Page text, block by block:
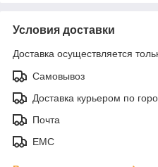
Условия доставки
Доставка осуществляется
Самовывоз
Доставка курьером по
Почта
ЕМС